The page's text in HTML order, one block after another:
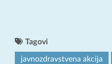
Tagovi
javnozdravstvena akcija